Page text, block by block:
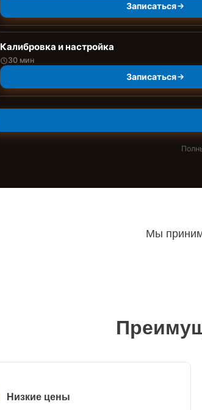
Записаться
Калибровка и настройка
30 мин
Записаться
Мы
Низкие цены